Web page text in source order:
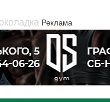
Реклама